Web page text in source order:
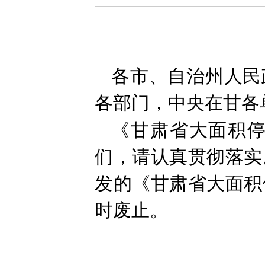
各市、自治州人
各部门，中央在甘各
《甘肃省大面积
们，请认真贯彻落
发的《甘肃省大面
时废止。